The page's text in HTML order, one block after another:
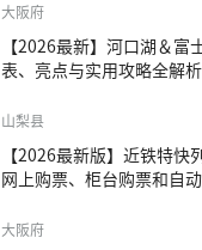
大阪府
【2026最新】河口湖＆富
表、亮点与实用攻略全解析
山梨县
【2026最新版】近铁特快
网上购票、柜台购票和自
大阪府